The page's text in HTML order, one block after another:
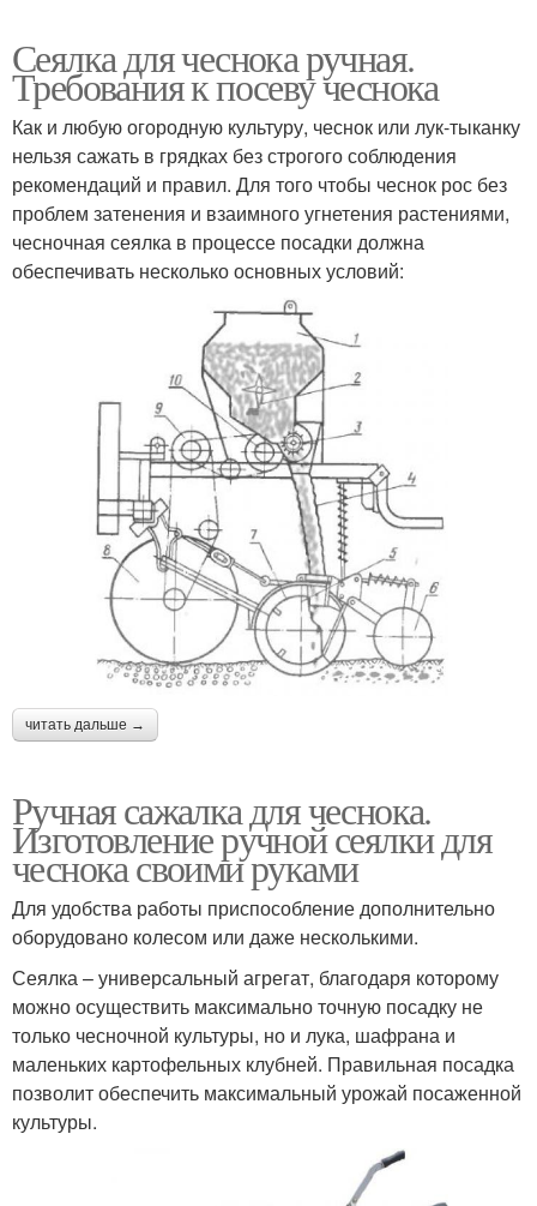
Сеялка для чеснока ручная.
Требования к посеву чеснока
Как и любую огородную культуру, чеснок или лук-тыканку
нельзя сажать в грядках без строгого соблюдения
рекомендаций и правил. Для того чтобы чеснок рос без
проблем затенения и взаимного угнетения растениями,
чесночная сеялка в процессе посадки должна
обеспечивать несколько основных условий:
читать дальше →
Ручная сажалка для чеснока.
Изготовление ручной сеялки для
чеснока своими руками
Для удобства работы приспособление дополнительно
оборудовано колесом или даже несколькими.
Сеялка – универсальный агрегат, благодаря которому
можно осуществить максимально точную посадку не
только чесночной культуры, но и лука, шафрана и
маленьких картофельных клубней. Правильная посадка
позволит обеспечить максимальный урожай посаженной
культуры.